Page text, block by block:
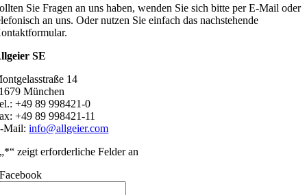
Sie Fragen an uns haben, wenden Sie sich bitte per E-Mail oder
an uns. Oder nutzen Sie einfach das nachstehende
SE
14
München
+49 89 998421-0
+49 89 998421-11
Mail:info@allgeier.com
„*“ zeigt erforderliche Felder an
Facebook